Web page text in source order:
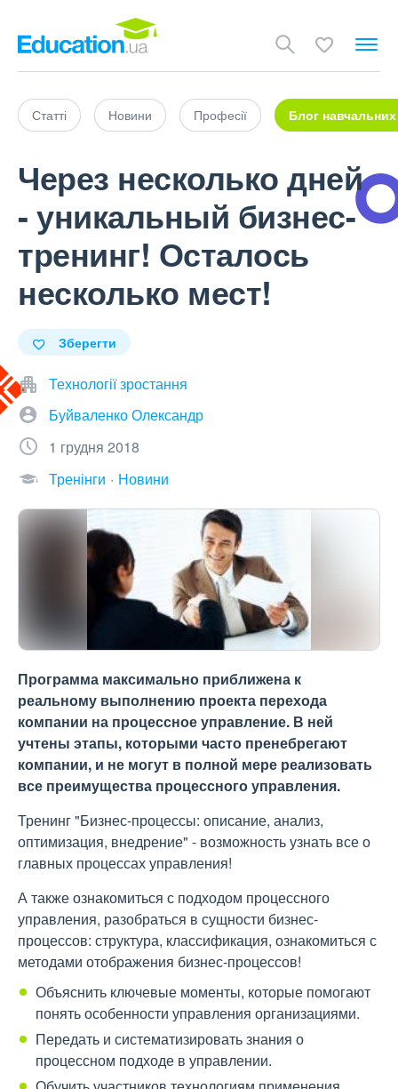
Статті Новини Професії Блог навчальних
Через несколько дней
- уникальный бизнес-
тренинг! Осталось
несколько мест!
Зберегти
Технології зростання
Буйваленко Олександр
1 грудня 2018
Тренінги
Новини
Программа максимально приближена к
реальному выполнению проекта перехода
компании на процессное управление. В ней
учтены этапы, которыми часто пренебрегают
компании, и не могут в полной мере реализовать
все преимущества процессного управления.
Тренинг "Бизнес-процессы: описание, анализ,
оптимизация, внедрение" - возможность узнать все о
главных процессах управления!
А также ознакомиться с подходом процессного
управления, разобраться в сущности бизнес-
процессов: структура, классификация, ознакомиться с
методами отображения бизнес-процессов!
Объяснить ключевые моменты, которые помогают
понять особенности управления организациями.
Передать и систематизировать знания о
процессном подходе в управлении.